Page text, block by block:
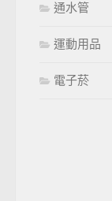
通水管
運動用品
電子菸